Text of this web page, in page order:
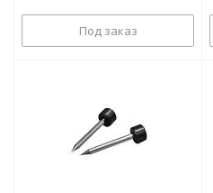
Под заказ